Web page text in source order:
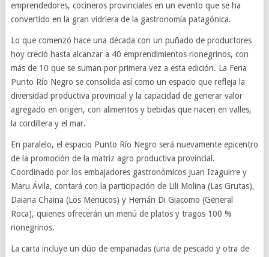
emprendedores, cocineros provinciales en un evento que se ha
convertido en la gran vidriera de la gastronomía patagónica.
Lo que comenzó hace una década con un puñado de productores
hoy creció hasta alcanzar a 40 emprendimientos rionegrinos, con
más de 10 que se suman por primera vez a esta edición. La Feria
Punto Río Negro se consolida así como un espacio que refleja la
diversidad productiva provincial y la capacidad de generar valor
agregado en origen, con alimentos y bebidas que nacen en valles,
la cordillera y el mar.
En paralelo, el espacio Punto Río Negro será nuevamente epicentro
de la promoción de la matriz agro productiva provincial.
Coordinado por los embajadores gastronómicos Juan Izaguirre y
Maru Ávila, contará con la participación de Lili Molina (Las Grutas),
Daiana Chaina (Los Menucos) y Hernán Di Giacomo (General
Roca), quienes ofrecerán un menú de platos y tragos 100 %
rionegrinos.
La carta incluye un dúo de empanadas (una de pescado y otra de